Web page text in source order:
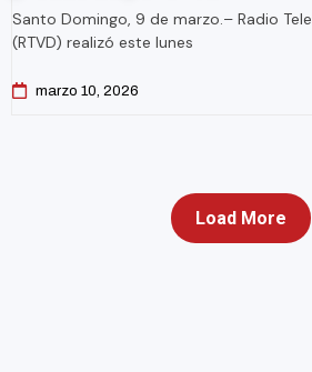
Santo Domingo, 9 de marzo.– Radio
(RTVD) realizó este lunes
marzo 10, 2026
Load More